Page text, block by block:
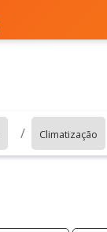
Climatização